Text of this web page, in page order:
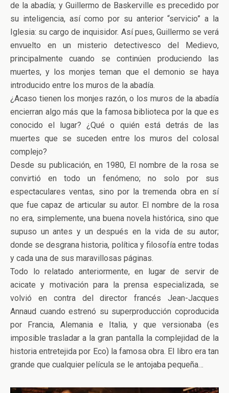
de la abadía; y Guillermo de Baskerville es precedido por
su inteligencia, así como por su anterior “servicio” a la
Iglesia: su cargo de inquisidor. Así pues, Guillermo se verá
envuelto en un misterio detectivesco del Medievo,
principalmente cuando se continúen produciendo las
muertes, y los monjes teman que el demonio se haya
introducido entre los muros de la abadía.
¿Acaso tienen los monjes razón, o los muros de la abadía
encierran algo más que la famosa biblioteca por la que es
conocido el lugar? ¿Qué o quién está detrás de las
muertes que se suceden entre los muros del colosal
complejo?
Desde su publicación, en 1980, El nombre de la rosa se
convirtió en todo un fenómeno; no solo por sus
espectaculares ventas, sino por la tremenda obra en sí
que fue capaz de articular su autor. El nombre de la rosa
no era, simplemente, una buena novela histórica, sino que
supuso un antes y un después en la vida de su autor;
donde se desgrana historia, política y filosofía entre todas
y cada una de sus maravillosas páginas.
Todo lo relatado anteriormente, en lugar de servir de
acicate y motivación para la prensa especializada, se
volvió en contra del director francés Jean-Jacques
Annaud cuando estrenó su superproducción coproducida
por Francia, Alemania e Italia, y que versionaba (es
imposible trasladar a la gran pantalla la complejidad de la
historia entretejida por Eco) la famosa obra. El libro era tan
grande que cualquier película se le antojaba pequeña…